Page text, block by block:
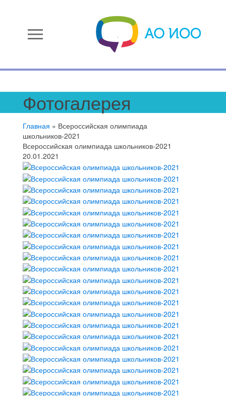
menu
Фотогалерея
Главная » Всероссийская олимпиада
школьников-2021
Всероссийская олимпиада школьников-2021
20.01.2021